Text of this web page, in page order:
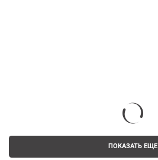
ПОКАЗАТЬ ЕЩЕ